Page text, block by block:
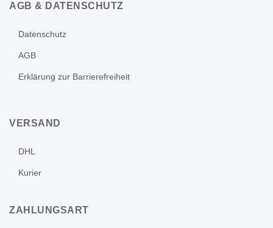
AGB & DATENSCHUTZ
Datenschutz
AGB
Erklärung zur Barrierefreiheit
VERSAND
DHL
Kurier
ZAHLUNGSART